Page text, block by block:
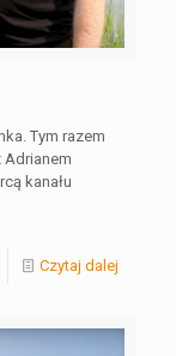
Tym razem
Adrianem
kanału
Czytaj dalej